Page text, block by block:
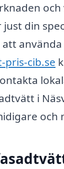
och
din
att
pris-cib.se
i
och